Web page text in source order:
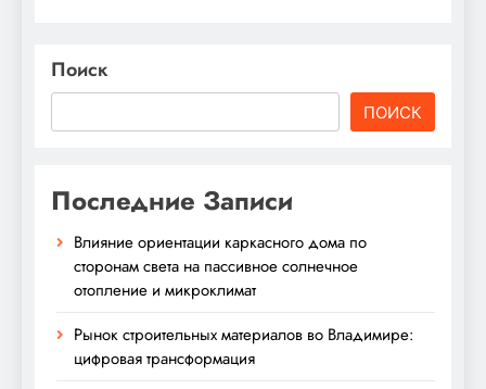
Поиск
ПОИСК
Последние Записи
Влияние ориентации каркасного дома по
сторонам света на пассивное солнечное
отопление и микроклимат
Рынок строительных материалов во Владимире:
цифровая трансформация